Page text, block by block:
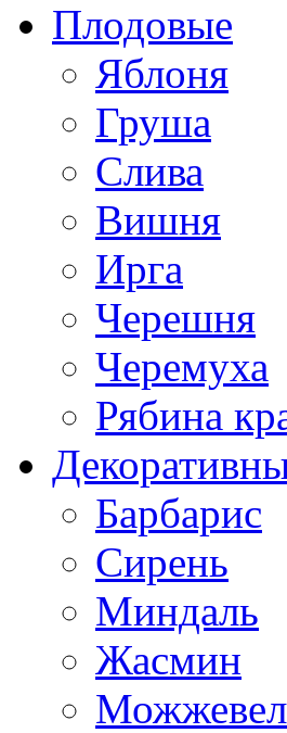
Плодовые
Яблоня
Груша
Слива
Вишня
Ирга
Черешня
Черемуха
Рябина
Барбарис
Сирень
Миндаль
Жасмин